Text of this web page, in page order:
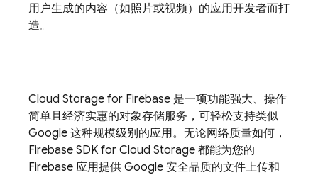
用户生成的内容（如照片或视频）的应用开发者而打
造。
Cloud Storage for Firebase 是一项功能强大、操作
简单且经济实惠的对象存储服务，可轻松支持类似
Google 这种规模级别的应用。无论网络质量如何，
Firebase SDK for Cloud Storage 都能为您的
Firebase 应用提供 Google 安全品质的文件上传和